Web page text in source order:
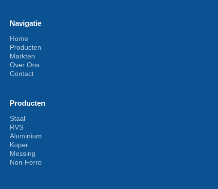
Navigatie
Home
Producten
Markten
Over Ons
Contact
Producten
Staal
RVS
Aluminium
Koper
Messing
Non-Ferro